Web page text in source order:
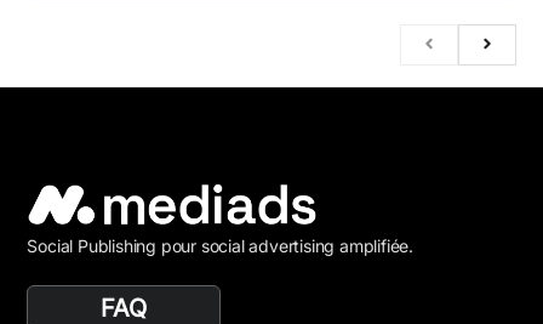
Social Publishing pour social advertising amplifiée.
FAQ